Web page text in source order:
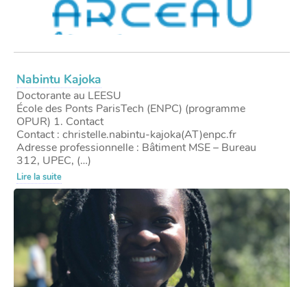
Nabintu Kajoka
Doctorante au LEESU
École des Ponts ParisTech (ENPC) (programme
OPUR) 1. Contact
Contact : christelle.nabintu-kajoka(AT)enpc.fr
Adresse professionnelle : Bâtiment MSE – Bureau
312, UPEC, (…)
Lire la suite